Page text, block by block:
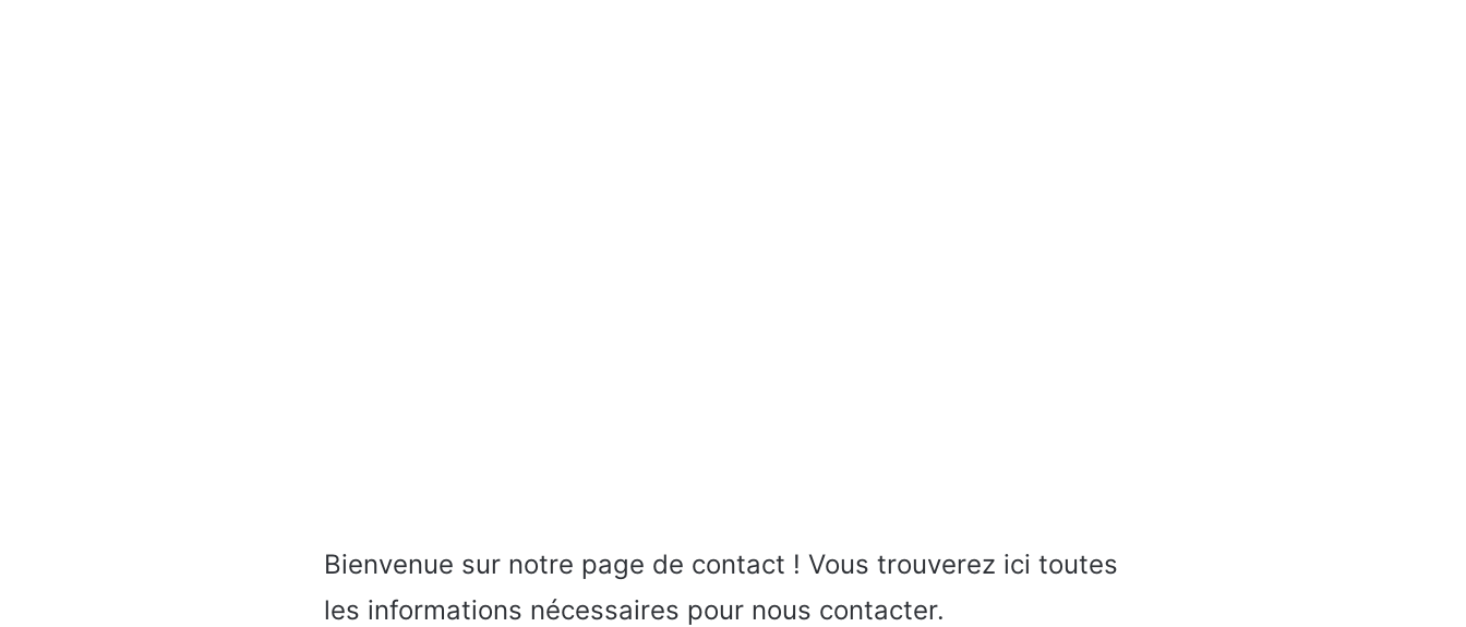
Bienvenue sur notre page de contact ! Vous trouverez ici toutes
les informations nécessaires pour nous contacter.